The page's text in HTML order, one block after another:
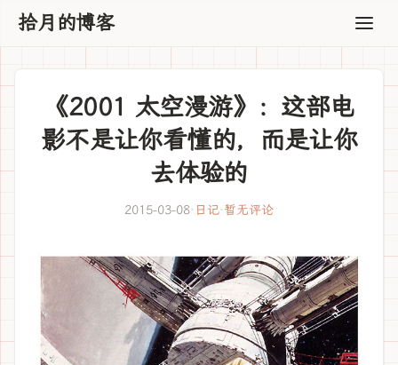
拾月的博客
《2001 太空漫游》：这部电
影不是让你看懂的，而是让你
去体验的
2015-03-08· 日记·暂无评论